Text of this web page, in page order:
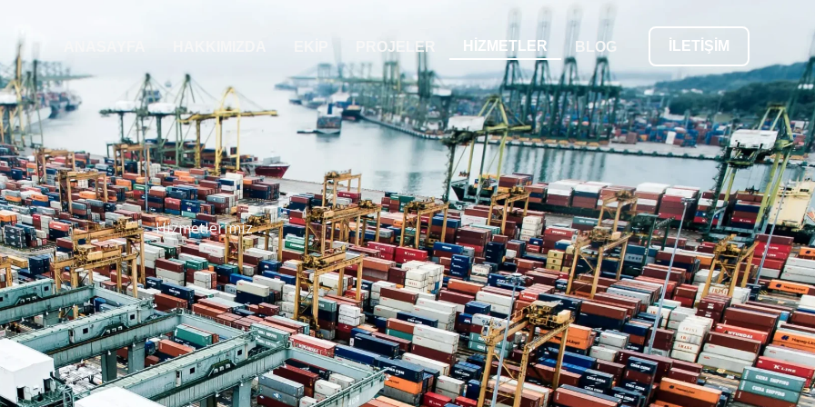
PROJELER HIZMETLER BLOG ILETIŞIM
Hizmetlerimiz